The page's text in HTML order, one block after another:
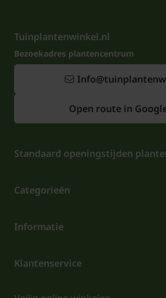
Tuinplantenwinkel.nl
Bezoekadres plantencentrum
Open route in
Standaard openingstijden
Categorieën
Informatie
Klantenservice